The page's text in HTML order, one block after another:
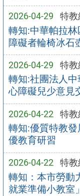
2026-04-29 特教
轉知:中華帕拉
障礙者輪椅冰石
2026-04-29 特教
轉知:社團法人
心障礙兒少意見
2026-04-22 特教
轉知:優質特教
優教育研習
2026-04-22 特教
轉知：本市勞動
就業準備小教室